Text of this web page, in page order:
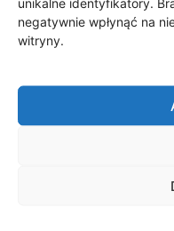
negatywnie wpłynąć na
witryny.
i zdobywają przepustkę
do Włoch to zawsze
Julię która wygrała
decyzją sędziów